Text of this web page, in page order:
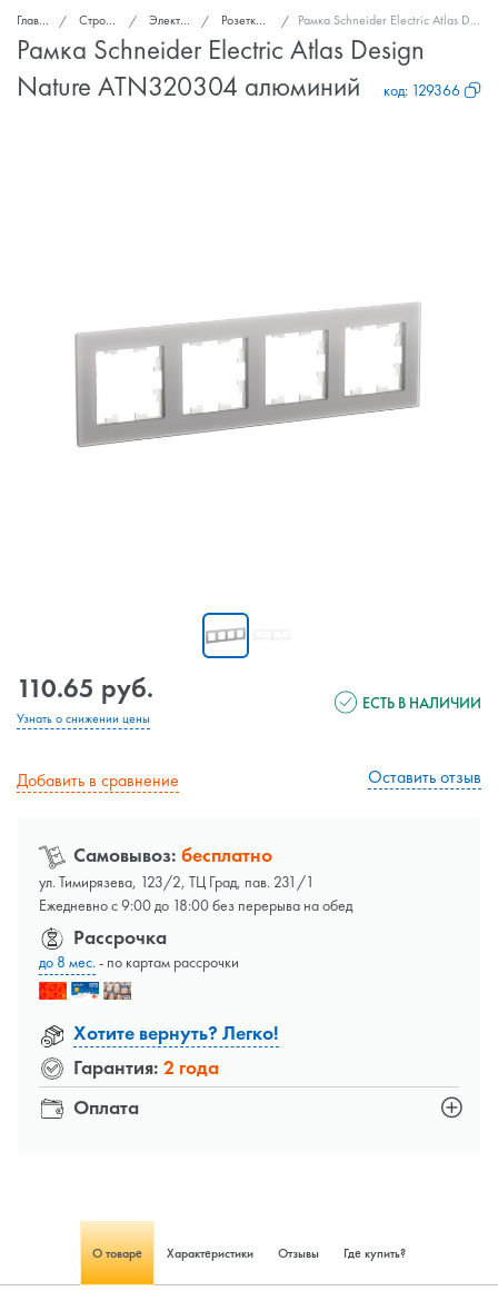
Главная Стройка и ремонт Электроснабжение Розетки, выключатели Рамка Schneider Electric Atlas Design Nature ATN320304 алюминий
Рамка Schneider Electric Atlas Design
Nature ATN320304 алюминий
код: 129366
110.65 руб.
Узнать о снижении цены
ЕСТЬ В НАЛИЧИИ
Добавить в сравнение Оставить отзыв
Самовывоз: бесплатно
ул. Тимирязева, 123/2, ТЦ Град, пав. 231/1
Ежедневно с 9:00 до 18:00 без перерыва на обед
Оплата
Рассрочка
до 8 мес.- по картам рассрочки
Хотите вернуть? Легко!
Гарантия: 2 года
О товаре Характеристики Отзывы Где купить?